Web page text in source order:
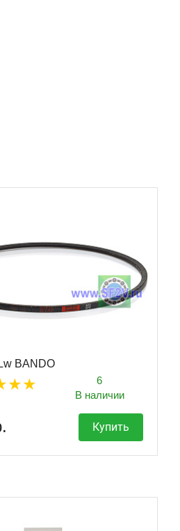
BANDO
6
В наличии
Купить